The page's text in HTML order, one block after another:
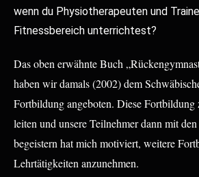
wenn du Physiotherapeuten und
Fitnessbereich unterrichtest?
Das oben erwähnte Buch
haben wir damals (2002) dem
Fortbildung angeboten. Diese
leiten und unsere Teilnehmer dann mit
begeistern hat mich motiviert, weitere
Lehrtätigkeiten anzunehmen.